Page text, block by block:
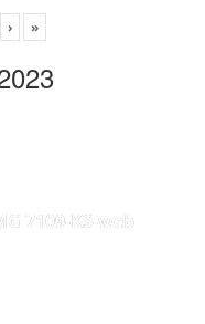
› »
7109-KS-web